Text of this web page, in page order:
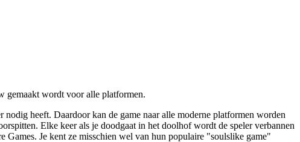
gemaakt wordt voor alle platformen.
heeft. Daardoor kan de game naar alle moderne platformen worden
Elke keer als je doodgaat in het doolhof wordt de speler verbannen
Je kent ze misschien wel van hun populaire "soulslike game"